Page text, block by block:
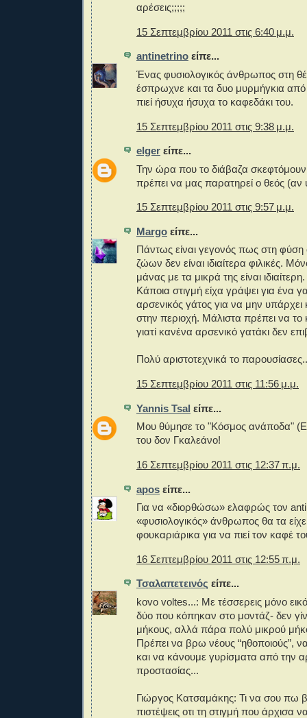
αρέσεις;;;;;
15 Σεπτεμβρίου 2011 στις 6:40 μ.μ.
antinetrino είπε...
Ένας φυσιολογικός άνθρωπος στη
έσπρωχνε και τα δυο μυρμήγκια από
πιεί ήσυχα ήσυχα το καφεδάκι του.
15 Σεπτεμβρίου 2011 στις 9:38 μ.μ.
elger είπε...
Την ώρα που το διάβαζα
πρέπει να μας παρατηρεί ο θεός (αν
15 Σεπτεμβρίου 2011 στις 9:57 μ.μ.
Margo είπε...
Πάντως είναι γεγονός πως στη φύση
ζώων δεν είναι ιδιαίτερα φιλικές.
μάνας με τα μικρά της είναι ιδιαίτερη.
Κάποια στιγμή είχα γράψει για ένα
αρσενικός γάτος για να μην υπάρχει
στην περιοχή. Μάλιστα πρέπει να το
γιατί κανένα αρσενικό γατάκι δεν
Πολύ αριστοτεχνικά το
15 Σεπτεμβρίου 2011 στις 11:56 μ.μ.
Yannis Tsal είπε...
Μου θύμησε το "Κόσμος ανάποδα"
του δον Γκαλεάνο!
16 Σεπτεμβρίου 2011 στις 12:37 π.μ.
apos είπε...
Για να «διορθώσω» ελαφρώς τον
«φυσιολογικός» άνθρωπος θα τα
φουκαριάρικα για να πιεί τον καφέ
16 Σεπτεμβρίου 2011 στις 12:55 π.μ.
Τσαλαπετεινός είπε...
kovo voltes...: Με τέσσερεις μόνο
δύο που κόπηκαν στο μοντάζ- δεν
μήκους, αλλά πάρα πολύ μικρού
Πρέπει να βρω νέους “ηθοποιούς”,
και να κάνουμε γυρίσματα από την
προστασίας...
Γιώργος Κατσαμάκης: Τι να σου πω
πιστέψεις οτι τη στιγμή που άρχισα